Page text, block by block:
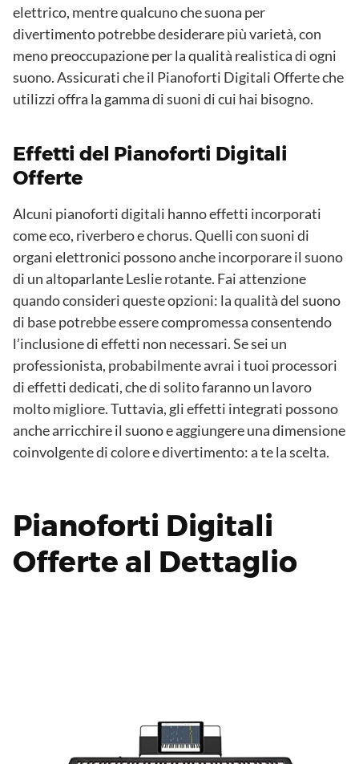
elettrico, mentre qualcuno che suona per
divertimento potrebbe desiderare più varietà, con
meno preoccupazione per la qualità realistica di ogni
suono. Assicurati che il Pianoforti Digitali Offerte che
utilizzi offra la gamma di suoni di cui hai bisogno.
Effetti del Pianoforti Digitali
Offerte
Alcuni pianoforti digitali hanno effetti incorporati
come eco, riverbero e chorus. Quelli con suoni di
organi elettronici possono anche incorporare il suono
di un altoparlante Leslie rotante. Fai attenzione
quando consideri queste opzioni: la qualità del suono
di base potrebbe essere compromessa consentendo
l’inclusione di effetti non necessari. Se sei un
professionista, probabilmente avrai i tuoi processori
di effetti dedicati, che di solito faranno un lavoro
molto migliore. Tuttavia, gli effetti integrati possono
anche arricchire il suono e aggiungere una dimensione
coinvolgente di colore e divertimento: a te la scelta.
Pianoforti Digitali
Offerte al Dettaglio